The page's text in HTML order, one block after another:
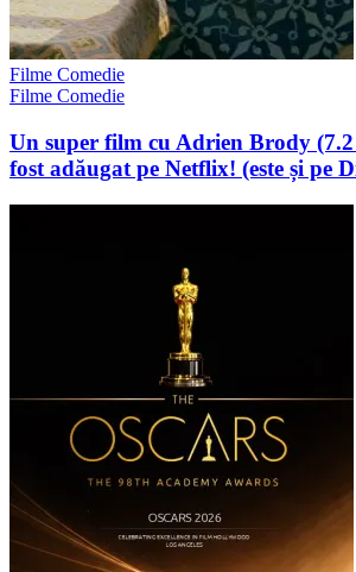
Filme Comedie
Filme Comedie
Un super film cu Adrien Brody
fost adăugat pe Netflix! (este și pe